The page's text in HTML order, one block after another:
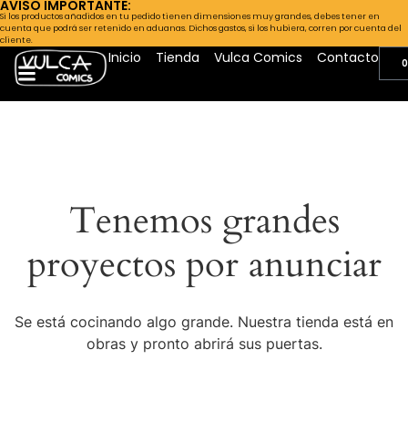
AVISO IMPORTANTE:
Si los productos añadidos en tu pedido tienen dimensiones muy grandes, debes tener en
cuenta que podrá ser retenido en aduanas. Dichos gastos, si los hubiera, corren por cuenta del
cliente.
Inicio Tienda Vulca Comics Contacto
Tenemos grandes
proyectos por anunciar
Se está cocinando algo grande. Nuestra tienda está en
obras y pronto abrirá sus puertas.